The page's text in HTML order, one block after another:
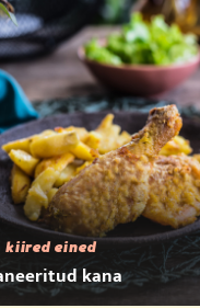
kiired eined
kana